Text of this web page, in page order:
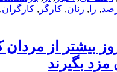
, را , زنان, کارگر , کارگران,
باید ۵۹ روز بیشتر از
مزد بگیرند